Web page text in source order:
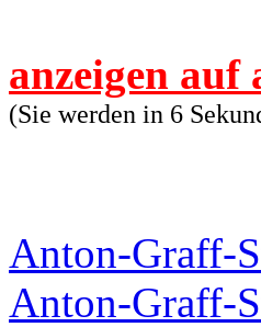
anzeigen auf
(Sie werden in 6
Anton-Graff-
Anton-Graff-